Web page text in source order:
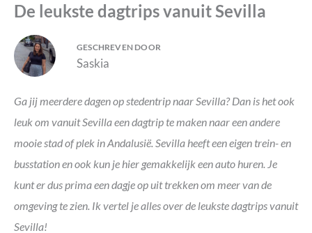
De leukste dagtrips vanuit Sevilla
Ga jij meerdere dagen op stedentrip naar Sevilla? Dan is het ook
leuk om vanuit Sevilla een dagtrip te maken naar een andere
mooie stad of plek in Andalusië. Sevilla heeft een eigen trein- en
busstation en ook kun je hier gemakkelijk een auto huren. Je
kunt er dus prima een dagje op uit trekken om meer van de
omgeving te zien. Ik vertel je alles over de leukste dagtrips vanuit
Sevilla!
GESCHREVEN DOOR
Saskia